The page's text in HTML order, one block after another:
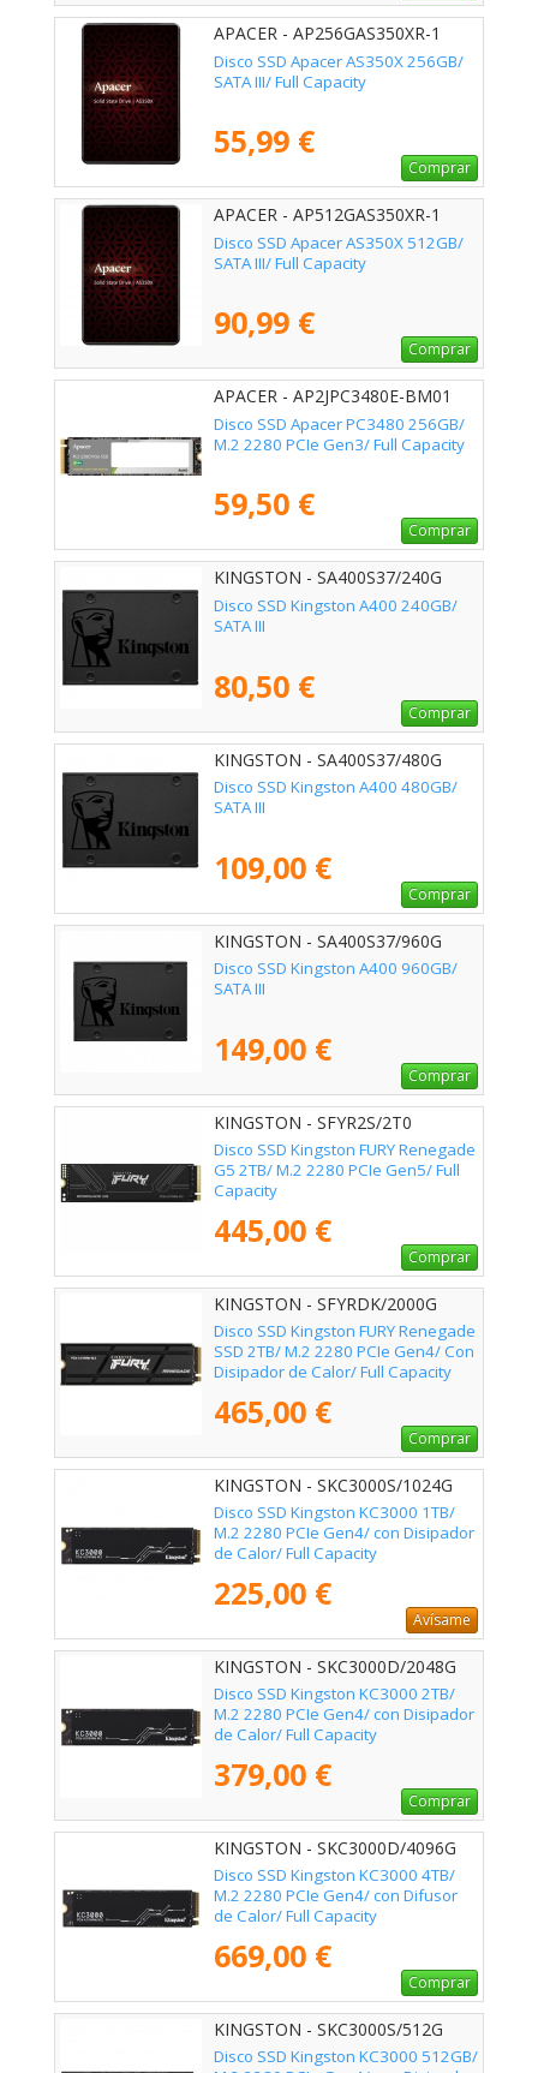
APACER - AP256GAS350XR-1
Disco SSD Apacer AS350X 256GB/
SATA III/ Full Capacity
55,99 €
Comprar
APACER - AP512GAS350XR-1
Disco SSD Apacer AS350X 512GB/
SATA III/ Full Capacity
90,99 €
Comprar
APACER - AP2JPC3480E-BM01
Disco SSD Apacer PC3480 256GB/
M.2 2280 PCIe Gen3/ Full Capacity
59,50 €
Comprar
KINGSTON - SA400S37/240G
Disco SSD Kingston A400 240GB/
SATA III
80,50 €
Comprar
KINGSTON - SA400S37/480G
Disco SSD Kingston A400 480GB/
SATA III
109,00 €
Comprar
KINGSTON - SA400S37/960G
Disco SSD Kingston A400 960GB/
SATA III
149,00 €
Comprar
KINGSTON - SFYR2S/2T0
Disco SSD Kingston FURY Renegade
G5 2TB/ M.2 2280 PCIe Gen5/ Full
Capacity
445,00 €
Comprar
KINGSTON - SFYRDK/2000G
Disco SSD Kingston FURY Renegade
SSD 2TB/ M.2 2280 PCIe Gen4/ Con
Disipador de Calor/ Full Capacity
465,00 €
Comprar
KINGSTON - SKC3000S/1024G
Disco SSD Kingston KC3000 1TB/
M.2 2280 PCIe Gen4/ con Disipador
de Calor/ Full Capacity
225,00 €
Avísame
KINGSTON - SKC3000D/2048G
Disco SSD Kingston KC3000 2TB/
M.2 2280 PCIe Gen4/ con Disipador
de Calor/ Full Capacity
379,00 €
Comprar
KINGSTON - SKC3000D/4096G
Disco SSD Kingston KC3000 4TB/
M.2 2280 PCIe Gen4/ con Difusor
de Calor/ Full Capacity
669,00 €
Comprar
KINGSTON - SKC3000S/512G
Disco SSD Kingston KC3000 512GB/